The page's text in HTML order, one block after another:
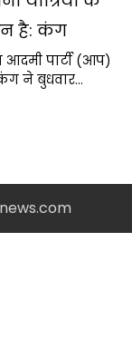
है: कंग
पार्टी (आप)
ने बुधवार…